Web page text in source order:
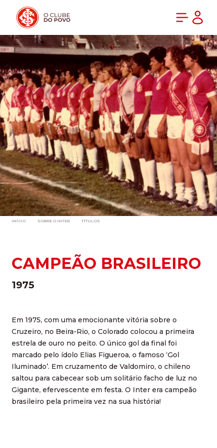
INÍCIO SOBRE O INTER TÍTULOS
CAMPEÃO BRASILEIRO
1975
Em 1975, com uma emocionante vitória sobre o
Cruzeiro, no Beira-Rio, o Colorado colocou a primeira
estrela de ouro no peito. O único gol da final foi
marcado pelo ídolo Elias Figueroa, o famoso ‘Gol
Iluminado’. Em cruzamento de Valdomiro, o chileno
saltou para cabecear sob um solitário facho de luz no
Gigante, efervescente em festa. O Inter era campeão
brasileiro pela primeira vez na sua história!